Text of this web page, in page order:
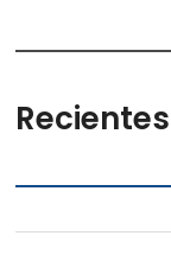
Recientes